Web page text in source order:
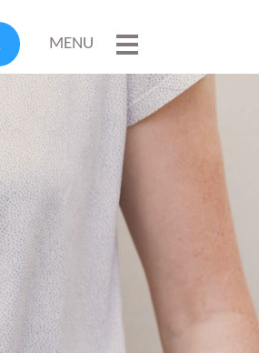
MENU